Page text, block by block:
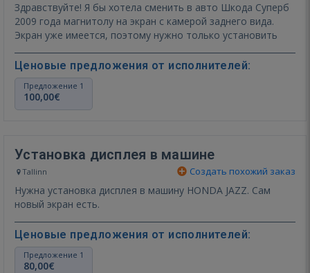
Здравствуйте! Я бы хотела сменить в авто Шкода Суперб
2009 года магнитолу на экран с камерой заднего вида.
Экран уже имеется, поэтому нужно только установить
Ценовые предложения от исполнителей:
Предложение 1
100,00€
Установка дисплея в машине
Tallinn Создать похожий заказ
Нужна установка дисплея в машину HONDA JAZZ. Сам
новый экран есть.
Ценовые предложения от исполнителей:
Предложение 1
80,00€